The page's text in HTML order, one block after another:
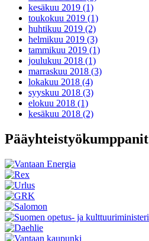
kesäkuu 2019 (1)
toukokuu 2019 (1)
huhtikuu 2019 (2)
helmikuu 2019 (3)
tammikuu 2019 (1)
joulukuu 2018 (1)
marraskuu 2018 (3)
lokakuu 2018 (4)
syyskuu 2018 (3)
elokuu 2018 (1)
kesäkuu 2018 (2)
Pääyhteistyökumppanit